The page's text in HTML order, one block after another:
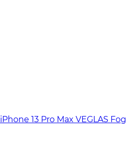
13 Pro Max VEGLAS Fog